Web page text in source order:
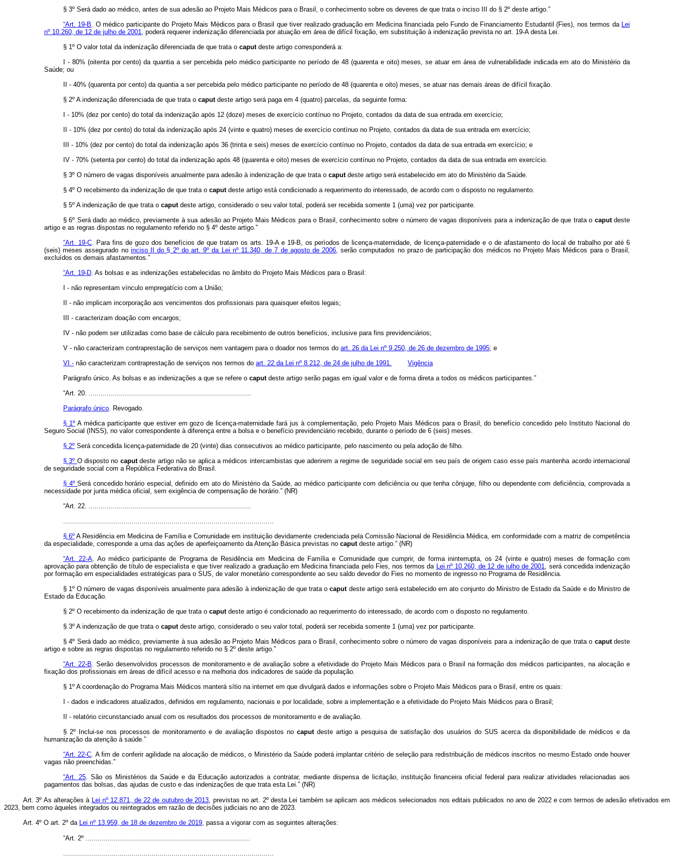
§ 3º Será dado ao médico, antes de sua adesão ao Projeto Mais Médicos para o Brasil, o conhecimento sobre os deveres de que trata o inciso III do § 2º deste artigo.”
“Art. 19-B. O médico participante do Projeto Mais Médicos para o Brasil que tiver realizado graduação em Medicina financiada pelo Fundo de Financiamento Estudantil (Fies), nos termos da Lei
nº 10.260, de 12 de julho de 2001, poderá requerer indenização diferenciada por atuação em área de difícil fixação, em substituição à indenização prevista no art. 19-A desta Lei.
§ 1º O valor total da indenização diferenciada de que trata o caputdeste artigo corresponderá a:
I - 80% (oitenta por cento) da quantia a ser percebida pelo médico participante no período de 48 (quarenta e oito) meses, se atuar em área de vulnerabilidade indicada em ato do Ministério da
Saúde; ou
II - 40% (quarenta por cento) da quantia a ser percebida pelo médico participante no período de 48 (quarenta e oito) meses, se atuar nas demais áreas de difícil fixação.
§ 2º A indenização diferenciada de que trata o caputdeste artigo será paga em 4 (quatro) parcelas, da seguinte forma:
I - 10% (dez por cento) do total da indenização após 12 (doze) meses de exercício contínuo no Projeto, contados da data de sua entrada em exercício;
II - 10% (dez por cento) do total da indenização após 24 (vinte e quatro) meses de exercício contínuo no Projeto, contados da data de sua entrada em exercício;
III - 10% (dez por cento) do total da indenização após 36 (trinta e seis) meses de exercício contínuo no Projeto, contados da data de sua entrada em exercício; e
IV - 70% (setenta por cento) do total da indenização após 48 (quarenta e oito) meses de exercício contínuo no Projeto, contados da data de sua entrada em exercício.
§ 3º O número de vagas disponíveis anualmente para adesão à indenização de que trata o caputdeste artigo será estabelecido em ato do Ministério da Saúde.
§ 4º O recebimento da indenização de que trata o caputdeste artigo está condicionado a requerimento do interessado, de acordo com o disposto no regulamento.
§ 5º A indenização de que trata o caputdeste artigo, considerado o seu valor total, poderá ser recebida somente 1 (uma) vez por participante.
§ 6º Será dado ao médico, previamente à sua adesão ao Projeto Mais Médicos para o Brasil, conhecimento sobre o número de vagas disponíveis para a indenização de que trata o caputdeste
artigo e as regras dispostas no regulamento referido no § 4º deste artigo.”
“Art. 19-C. Para fins de gozo dos benefícios de que tratam os arts. 19-A e 19-B, os períodos de licença-maternidade, de licença-paternidade e o de afastamento do local de trabalho por até 6
(seis) meses assegurado no inciso II do § 2º do art. 9º da Lei nº 11.340, de 7 de agosto de 2006, serão computados no prazo de participação dos médicos no Projeto Mais Médicos para o Brasil,
excluídos os demais afastamentos.”
“Art. 19-D. As bolsas e as indenizações estabelecidas no âmbito do Projeto Mais Médicos para o Brasil:
I - não representam vínculo empregatício com a União;
II - não implicam incorporação aos vencimentos dos profissionais para quaisquer efeitos legais;
III - caracterizam doação com encargos;
IV - não podem ser utilizadas como base de cálculo para recebimento de outros benefícios, inclusive para fins previdenciários;
V - não caracterizam contraprestação de serviços nem vantagem para o doador nos termos do art. 26 da Lei nº 9.250, de 26 de dezembro de 1995; e
VI - não caracterizam contraprestação de serviços nos termos do art. 22 da Lei nº 8.212, de 24 de julho de 1991.
Vigência
Parágrafo único. As bolsas e as indenizações a que se refere o caputdeste artigo serão pagas em igual valor e de forma direta a todos os médicos participantes.”
“Art. 20. .................................................................................
Parágrafo único. Revogado.
§ 1ºA médica participante que estiver em gozo de licença-maternidade fará jus à complementação, pelo Projeto Mais Médicos para o Brasil, do benefício concedido pelo Instituto Nacional do
Seguro Social (INSS), no valor correspondente à diferença entre a bolsa e o benefício previdenciário recebido, durante o período de 6 (seis) meses.
§ 2º Será concedida licença-paternidade de 20 (vinte) dias consecutivos ao médico participante, pelo nascimento ou pela adoção de filho.
§ 3º O disposto no caputdeste artigo não se aplica a médicos intercambistas que aderirem a regime de seguridade social em seu país de origem caso esse país mantenha acordo internacional
de seguridade social com a República Federativa do Brasil.
§ 4ºSerá concedido horário especial, definido em ato do Ministério da Saúde, ao médico participante com deficiência ou que tenha cônjuge, filho ou dependente com deficiência, comprovada a
necessidade por junta médica oficial, sem exigência de compensação de horário.” (NR)
“Art. 22. .................................................................................
.........................................................................................................
§ 6º A Residência em Medicina de Família e Comunidade em instituição devidamente credenciada pela Comissão Nacional de Residência Médica, em conformidade com a matriz de competência
da especialidade, corresponde a uma das ações de aperfeiçoamento da Atenção Básica previstas no caputdeste artigo.” (NR)
“Art. 22-A. Ao médico participante de Programa de Residência em Medicina de Família e Comunidade que cumprir, de forma ininterrupta, os 24 (vinte e quatro) meses de formação com
aprovação para obtenção de título de especialista e que tiver realizado a graduação em Medicina financiada pelo Fies, nos termos da Lei nº 10.260, de 12 de julho de 2001, será concedida indenização
por formação em especialidades estratégicas para o SUS, de valor monetário correspondente ao seu saldo devedor do Fies no momento de ingresso no Programa de Residência.
§ 1º O número de vagas disponíveis anualmente para adesão à indenização de que trata ocaputdeste artigo será estabelecido em ato conjunto do Ministro de Estado da Saúde e do Ministro de
Estado da Educação.
§ 2º O recebimento da indenização de que trata o caputdeste artigo é condicionado ao requerimento do interessado, de acordo com o disposto no regulamento.
§ 3º A indenização de que trata o caputdeste artigo, considerado o seu valor total, poderá ser recebida somente 1 (uma) vez por participante.
§ 4º Será dado ao médico, previamente à sua adesão ao Projeto Mais Médicos para o Brasil, conhecimento sobre o número de vagas disponíveis para a indenização de que trata o caputdeste
artigo e sobre as regras dispostas no regulamento referido no § 2º deste artigo.”
“Art. 22-B. Serão desenvolvidos processos de monitoramento e de avaliação sobre a efetividade do Projeto Mais Médicos para o Brasil na formação dos médicos participantes, na alocação e
fixação dos profissionais em áreas de difícil acesso e na melhoria dos indicadores de saúde da população.
§ 1º A coordenação do Programa Mais Médicos manterá sítio na internet em que divulgará dados e informações sobre o Projeto Mais Médicos para o Brasil, entre os quais:
I - dados e indicadores atualizados, definidos em regulamento, nacionais e por localidade, sobre a implementação e a efetividade do Projeto Mais Médicos para o Brasil;
II - relatório circunstanciado anual com os resultados dos processos de monitoramento e de avaliação.
§ 2º Inclui-se nos processos de monitoramento e de avaliação dispostos no caputdeste artigo a pesquisa de satisfação dos usuários do SUS acerca da disponibilidade de médicos e da
humanização da atenção à saúde.”
“Art. 22-C. A fim de conferir agilidade na alocação de médicos, o Ministério da Saúde poderá implantar critério de seleção para redistribuição de médicos inscritos no mesmo Estado onde houver
vagas não preenchidas.”
“Art. 25. São os Ministérios da Saúde e da Educação autorizados a contratar, mediante dispensa de licitação, instituição financeira oficial federal para realizar atividades relacionadas aos
pagamentos das bolsas, das ajudas de custo e das indenizações de que trata esta Lei.” (NR)
Art. 3º As alterações à Lei nº 12.871, de 22 de outubro de 2013, previstas no art. 2º desta Lei também se aplicam aos médicos selecionados nos editais publicados no ano de 2022 e com termos de adesão efetivados em
2023, bem como àqueles integrados ou reintegrados em razão de decisões judiciais no ano de 2023.
Art. 4º O art. 2º da Lei nº 13.959, de 18 de dezembro de 2019, passa a vigorar com as seguintes alterações:
“Art. 2º ..................................................................................
.........................................................................................................